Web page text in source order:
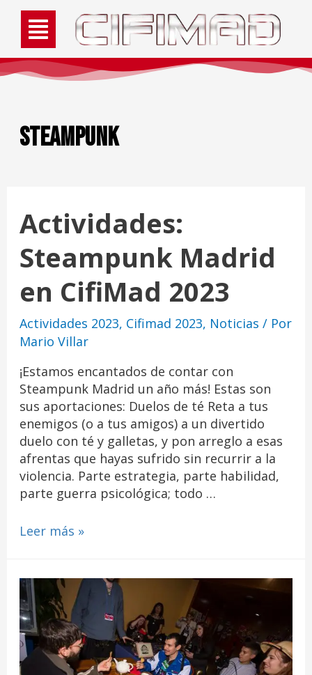
Steampunk
Actividades:
Steampunk Madrid
en CifiMad 2023
Actividades 2023, Cifimad 2023, Noticias / Por
Mario Villar
¡Estamos encantados de contar con
Steampunk Madrid un año más! Estas son
sus aportaciones: Duelos de té Reta a tus
enemigos (o a tus amigos) a un divertido
duelo con té y galletas, y pon arreglo a esas
afrentas que hayas sufrido sin recurrir a la
violencia. Parte estrategia, parte habilidad,
parte guerra psicológica; todo …
Leer más »